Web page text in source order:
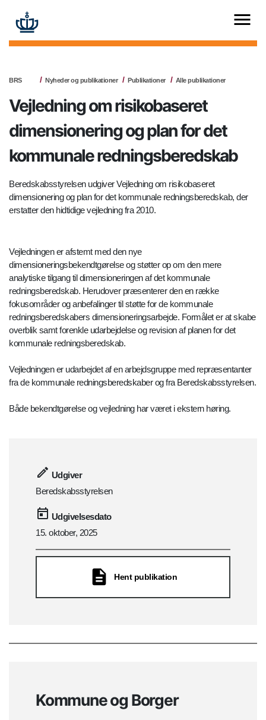
BRS Nyheder og publikationer Publikationer Alle publikationer
Vejledning om risikobaseret
dimensionering og plan for det
kommunale redningsberedskab
Beredskabsstyrelsen udgiver Vejledning om risikobaseret
dimensionering og plan for det kommunale redningsberedskab, der
erstatter den hidtidige vejledning fra 2010.
Vejledningen er afstemt med den nye
dimensioneringsbekendtgørelse og støtter op om den mere
analytiske tilgang til dimensioneringen af det kommunale
redningsberedskab. Herudover præsenterer den en række
fokusområder og anbefalinger til støtte for de kommunale
redningsberedskabers dimensioneringsarbejde. Formålet er at skabe
overblik samt forenkle udarbejdelse og revision af planen for det
kommunale redningsberedskab.
Vejledningen er udarbejdet af en arbejdsgruppe med repræsentanter
fra de kommunale redningsberedskaber og fra Beredskabsstyrelsen.
Både bekendtgørelse og vejledning har været i ekstern høring.
Udgiver
Beredskabsstyrelsen
Udgivelsesdato
15. oktober, 2025
Hent publikation
Kommune og Borger